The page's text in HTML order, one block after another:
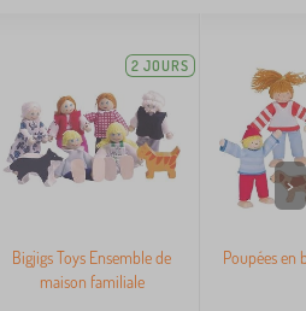
2 JOURS
Bigjigs Toys Ensemble de
maison familiale
Poupées en
>